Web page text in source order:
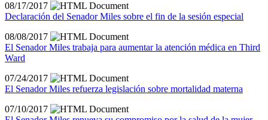
08/17/2017
Declaración del Senador Miles sobre el fin de la sesión especial
08/08/2017
El Senador Miles trabaja para aumentar la atención médica en Third
Ward
07/24/2017
El Senador Miles refuerza legislación sobre mortalidad materna
07/10/2017